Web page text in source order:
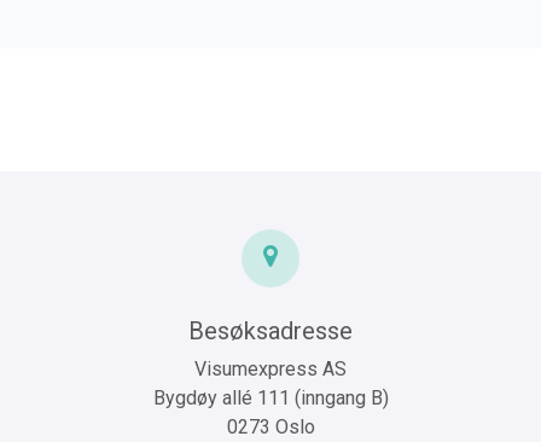
Besøksadresse
Visumexpress AS
Bygdøy allé 111 (inngang B)
0273 Oslo